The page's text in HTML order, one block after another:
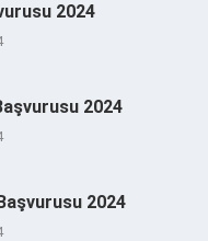
2024
2024
2024